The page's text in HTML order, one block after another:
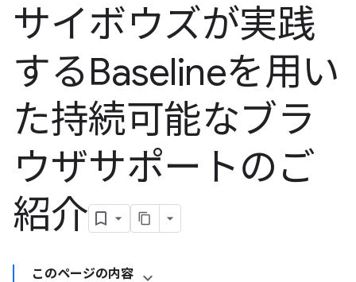
サイボウズが実践
するBaselineを用い
た持続可能なブラ
ウザサポートのご
紹介
このページの内容